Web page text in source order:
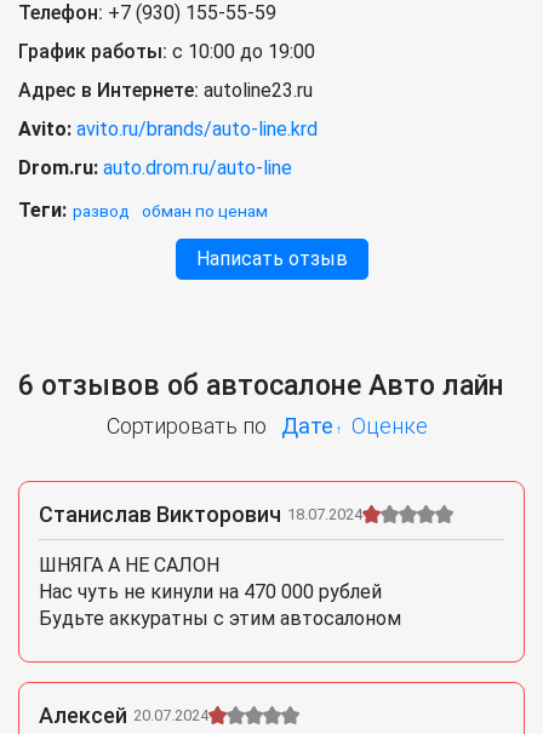
Телефон: +7 (930) 155-55-59
График работы: с 10:00 до 19:00
Адрес в Интернете: autoline23.ru
Avito: avito.ru/brands/auto-line.krd
Drom.ru: auto.drom.ru/auto-line
Теги: развод обман по ценам
Написать отзыв
6 отзывов об автосалоне Авто лайн
Сортировать по Дате Оценке
Станислав Викторович 18.07.2024
ШНЯГА А НЕ САЛОН
Нас чуть не кинули на 470 000 рублей
Будьте аккуратны с этим автосалоном
Алексей 20.07.2024